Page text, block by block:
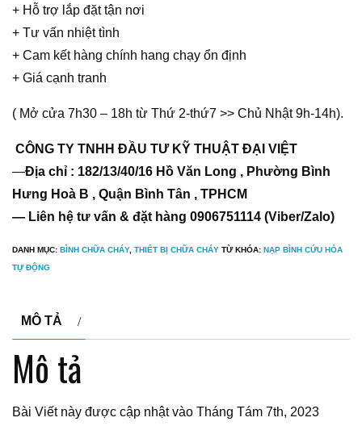
+ Hỗ trợ lắp đặt tận nơi
+ Tư vấn nhiệt tình
+ Cam kết hàng chính hang chạy ổn định
+ Giá cạnh tranh
( Mở cửa 7h30 – 18h từ Thứ 2-thứ7 >> Chủ Nhật 9h-14h).
CÔNG TY TNHH ĐẦU TƯ KỸ THUẬT ĐẠI VIỆT
—Địa chỉ : 182/13/40/16 Hồ Văn Long , Phường Bình
Hưng Hoà B , Quận Bình Tân , TPHCM
— Liên hệ tư vấn & đặt hàng 0906751114 (Viber/Zalo)
DANH MỤC: BÌNH CHỮA CHÁY, THIẾT BỊ CHỮA CHÁY TỪ KHÓA: NẠP BÌNH CỨU HỎA
TỰ ĐỘNG
MÔ TẢ
Mô tả
Bài Viết này được cập nhật vào Tháng Tám 7th, 2023